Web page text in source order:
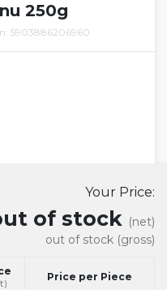
250g
5903886206960
Your Price:
of stock (net)
out of stock (gross)
Price per Piece